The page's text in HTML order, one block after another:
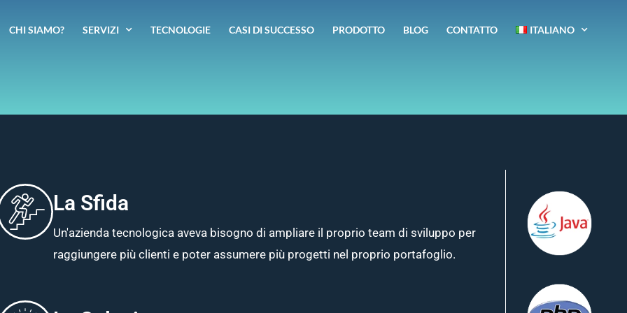
CHI SIAMO? SERVIZI TECNOLOGIE CASI DI SUCCESSO PRODOTTO BLOG CONTATTO ITALIANO
La Sfida
Un'azienda tecnologica aveva bisogno di ampliare il proprio team di sviluppo per
raggiungere più clienti e poter assumere più progetti nel proprio portafoglio.